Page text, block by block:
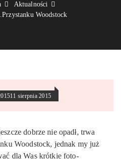
Aktualności
Woodstock
11 sierpnia 2015
dobrze nie opadł, trwa
Woodstock, jednak my już
dla Was krótkie foto-